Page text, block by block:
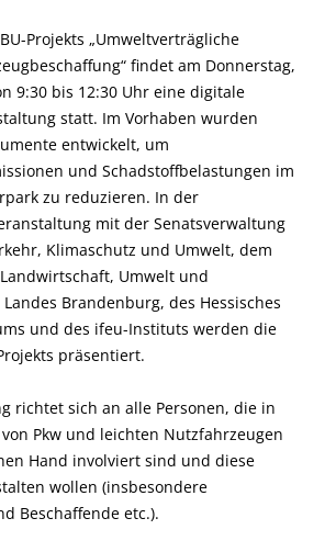
Projekts „Umweltverträgliche
findet am Donnerstag,
9:30 bis 12:30 Uhr eine digitale
statt. Im Vorhaben wurden
entwickelt, um
und Schadstoffbelastungen im
zu reduzieren. In der
mit der Senatsverwaltung
Klimaschutz und Umwelt, dem
Umwelt und
Brandenburg, des Hessisches
und des ifeu-Instituts werden die
präsentiert.
richtet sich an alle Personen, die in
Pkw und leichten Nutzfahrzeugen
Hand involviert sind und diese
wollen (insbesondere
Beschaffende etc.).